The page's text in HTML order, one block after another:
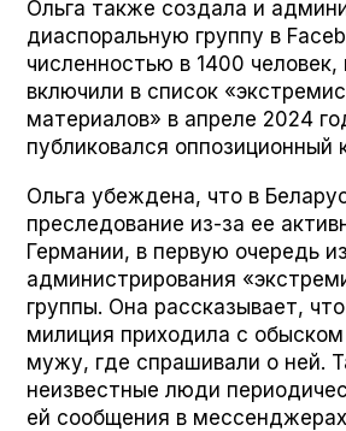
Ольга также создала и
диаспоральную группу в
численностью в 1400
включили в список
материалов» в апреле 2024
публиковался оппозиционный
Ольга убеждена, что в
преследование из-за ее
Германии, в первую очередь
администрирования
группы. Она рассказывает,
милиция приходила с
мужу, где спрашивали о ней.
неизвестные люди
ей сообщения в